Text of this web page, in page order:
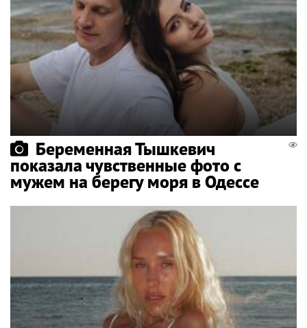
Беременная Тышкевич
показала чувственные фото с
мужем на берегу моря в Одессе